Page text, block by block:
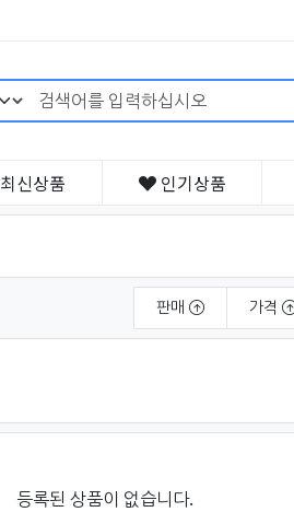
검색어 필수
최신상품 인기상품
판매 가격
등록된 상품이 없습니다.